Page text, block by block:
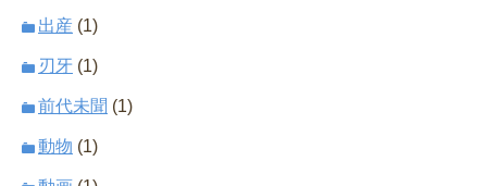
出産 (1)
刃牙 (1)
前代未聞 (1)
動物 (1)